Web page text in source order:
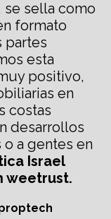
se sella como
formato
partes
esta
positivo,
en
costas
desarrollos
a gentes en
Israel
weetrust.